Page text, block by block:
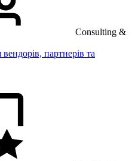
Consulting &
партнерів та